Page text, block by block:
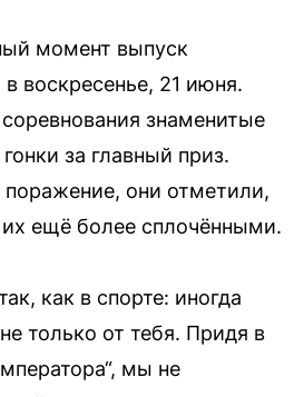
момент выпуск
воскресенье, 21 июня.
знаменитые
за главный приз.
они отметили,
их ещё более сплочёнными.
как в спорте: иногда
только от тебя. Придя в
мы не